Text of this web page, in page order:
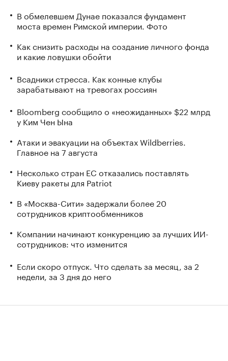
В обмелевшем Дунае показался фундамент
моста времен Римской империи. Фото
Как снизить расходы на создание личного фонда
и какие ловушки обойти
Всадники стресса. Как конные клубы
зарабатывают на тревогах россиян
Bloomberg сообщило о «неожиданных» $22 млрд
у Ким Чен Ына
Атаки и эвакуации на объектах Wildberries.
Главное на 7 августа
Несколько стран ЕС отказались поставлять
Киеву ракеты для Patriot
В «Москва-Сити» задержали более 20
сотрудников криптообменников
Компании начинают конкуренцию за лучших ИИ-
сотрудников: что изменится
Если скоро отпуск. Что сделать за месяц, за 2
недели, за 3 дня до него